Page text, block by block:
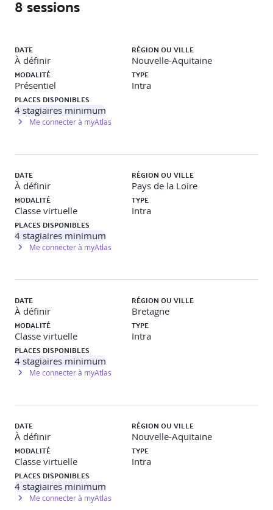
· Exécution de scripts
· Etude des différentes approches
Gestion de la grappe
· Initiation au principe de base
· Préparation du premier nœud : adresse d'écoute
· Notion de bootstrapping et de token
· Paramètres listen_address et rpc_address
· Réplication : topologie du réseau et EndpointSnitch
· Stratégie de réplication
· Mise en œuvre avec OpenStack
Supervision
· OpsCenter : installation, lancement
· Utilisation de base
· Supervision avec nodetool cfstats, ou export JMX vers
Exploitation de Cassandra
· Maitriser les notions de sauvegarde
· Import/export au format JSON
8 sessions
DATE
À définir
RÉGION OU VILLE
Nouvelle-Aquitaine
MODALITÉ
Présentiel
TYPE
Intra
PLACES DISPONIBLES
4 stagiaires minimum
Me connecter à myAtlas
DATE
À définir
RÉGION OU VILLE
Pays de la Loire
MODALITÉ
Classe virtuelle
TYPE
Intra
PLACES DISPONIBLES
4 stagiaires minimum
Me connecter à myAtlas
DATE
À définir
RÉGION OU VILLE
Bretagne
MODALITÉ
Classe virtuelle
TYPE
Intra
PLACES DISPONIBLES
4 stagiaires minimum
Me connecter à myAtlas
DATE
À définir
RÉGION OU VILLE
Nouvelle-Aquitaine
MODALITÉ
Classe virtuelle
TYPE
Intra
PLACES DISPONIBLES
4 stagiaires minimum
Me connecter à myAtlas